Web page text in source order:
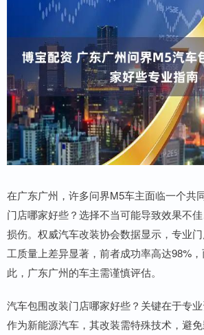
在广东广州，许多问界M5车主面临一个共
门店哪家好些？选择不当可能导致效果不
损伤。权威汽车改装协会数据显示，专业
工质量上差异显著，前者成功率高达98%
此，广东广州的车主需谨慎评估。
汽车包围改装门店哪家好些？关键在于专
作为新能源汽车，其改装需特殊技术，避